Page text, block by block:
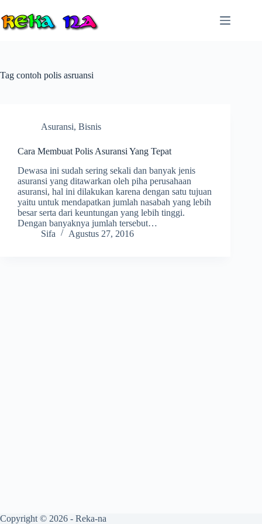
to
content
Tag contoh polis asruansi
Asuransi, Bisnis
Cara Membuat Polis Asuransi Yang Tepat
Dewasa ini sudah sering sekali dan banyak jenis
asuransi yang ditawarkan oleh piha perusahaan
asuransi, hal ini dilakukan karena dengan satu tujuan
yaitu untuk mendapatkan jumlah nasabah yang lebih
besar serta dari keuntungan yang lebih tinggi.
Dengan banyaknya jumlah tersebut…
Sifa
Agustus 27, 2016
Copyright © 2026 - Reka-na